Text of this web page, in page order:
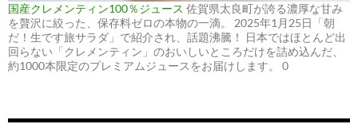
国産クレメンティン100％ジュース 佐賀県太良町が誇る濃厚な甘み
を贅沢に絞った、保存料ゼロの本物の一滴。 2025年1月25日「朝
だ！生です旅サラダ」で紹介され、話題沸騰！ 日本ではほとんど出
回らない「クレメンティン」のおいしいところだけを詰め込んだ、
約1000本限定のプレミアムジュースをお届けします。 0